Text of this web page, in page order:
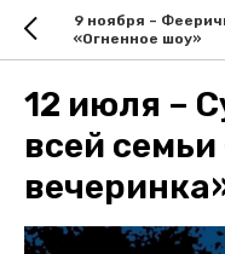
9 ноября –
«Огненное шоу»
12 июля –
всей